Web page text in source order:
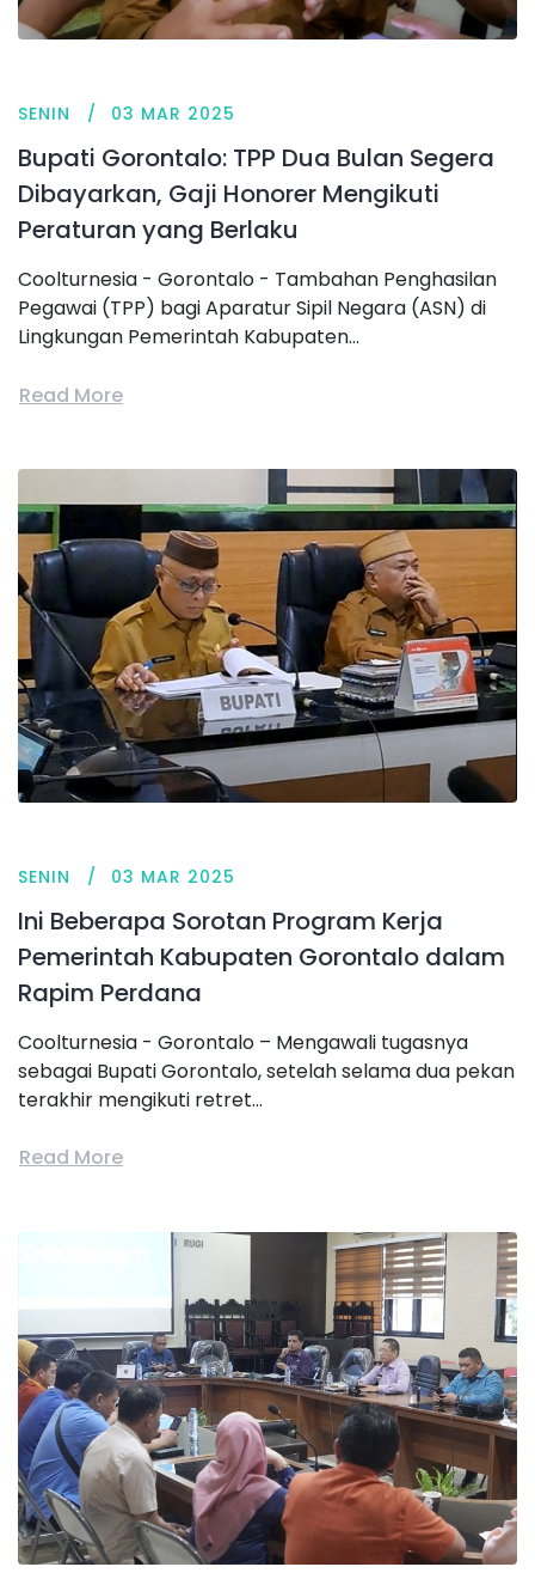
SENIN 03 MAR 2025
Bupati Gorontalo: TPP Dua Bulan Segera
Dibayarkan, Gaji Honorer Mengikuti
Peraturan yang Berlaku
Coolturnesia - Gorontalo - Tambahan Penghasilan
Pegawai (TPP) bagi Aparatur Sipil Negara (ASN) di
Lingkungan Pemerintah Kabupaten...
Read More
SENIN 03 MAR 2025
Ini Beberapa Sorotan Program Kerja
Pemerintah Kabupaten Gorontalo dalam
Rapim Perdana
Coolturnesia - Gorontalo – Mengawali tugasnya
sebagai Bupati Gorontalo, setelah selama dua pekan
terakhir mengikuti retret...
Read More